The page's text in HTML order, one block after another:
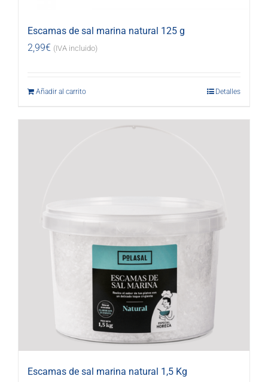
Escamas de sal marina natural 125 g
2,99€ (IVA incluido)
Añadir al carrito Detalles
Escamas de sal marina natural 1,5 Kg